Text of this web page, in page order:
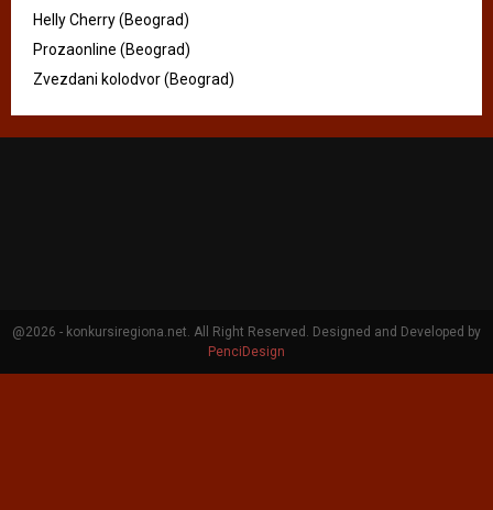
Helly Cherry (Beograd)
Prozaonline (Beograd)
Zvezdani kolodvor (Beograd)
@2026 - konkursiregiona.net. All Right Reserved. Designed and Developed by
PenciDesign